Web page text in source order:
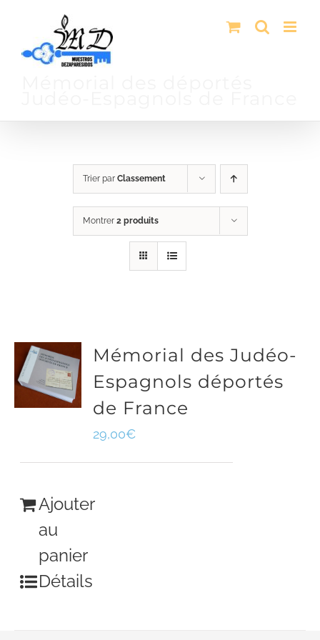
contenu
Trier par Classement
Montrer 2 produits
Mémorial des Judéo-
Espagnols déportés
de France
29,00€
Ajouter
au
panier
Détails